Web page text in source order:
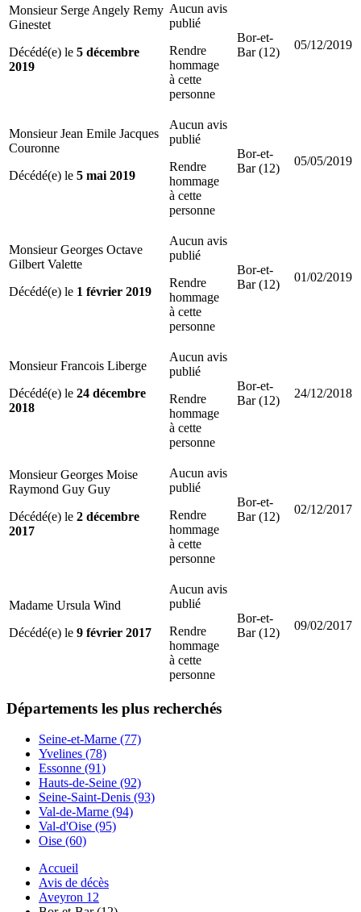
Monsieur Serge Angely Remy
Ginestet
Décédé(e) le 5 décembre
2019
Aucun avis
publié
Rendre
hommage
à cette
personne
Bor-et-
Bar (12)
05/12/2019
Monsieur Jean Emile Jacques
Couronne
Décédé(e) le 5 mai 2019
Aucun avis
publié
Rendre
hommage
à cette
personne
Bor-et-
Bar (12)
05/05/2019
Monsieur Georges Octave
Gilbert Valette
Décédé(e) le 1 février 2019
Aucun avis
publié
Rendre
hommage
à cette
personne
Bor-et-
Bar (12)
01/02/2019
Monsieur Francois Liberge
Décédé(e) le 24 décembre
2018
Aucun avis
publié
Rendre
hommage
à cette
personne
Bor-et-
Bar (12)
24/12/2018
Monsieur Georges Moise
Raymond Guy Guy
Décédé(e) le 2 décembre
2017
Aucun avis
publié
Rendre
hommage
à cette
personne
Bor-et-
Bar (12)
02/12/2017
Madame Ursula Wind
Décédé(e) le 9 février 2017
Aucun avis
publié
Rendre
hommage
à cette
personne
Bor-et-
Bar (12)
09/02/2017
Départements les plus recherchés
Seine-et-Marne (77)
Yvelines (78)
Essonne (91)
Hauts-de-Seine (92)
Seine-Saint-Denis (93)
Val-de-Marne (94)
Val-d'Oise (95)
Oise (60)
Accueil
Avis de décès
Aveyron 12